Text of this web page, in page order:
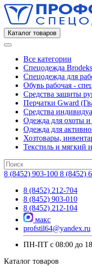
Каталог товаров
Все категории
Спецодежда
Спецодежда для
Обувь рабочая -
Средства защиты
Перчатки Gward
Средства
Одежда для охоты
Одежда для
Хозтовары,
Текстиль и мягкий
8 (8452) 903-100 8 (8452)
8 (8452) 212-704
8 (8452) 903-010
8 (8452) 212-104
макс
profstil64@yandex.ru
ПН-ПТ с 08:00 до
Каталог товаров